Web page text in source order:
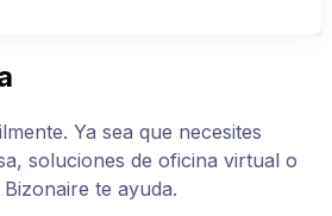
Ya sea que necesites
soluciones de oficina virtual o
te ayuda.